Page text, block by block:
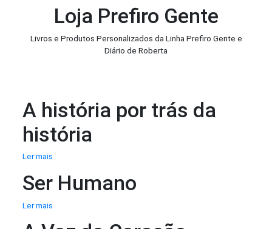
Loja Prefiro Gente
Livros e Produtos Personalizados da Linha Prefiro Gente e
Diário de Roberta
A história por trás da
história
Ler mais
Ser Humano
Ler mais